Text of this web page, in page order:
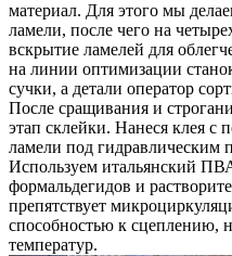
материал. Для этого мы
ламели, после чего на
вскрытие ламелей для
на линии оптимизации
сучки, а детали оператор
После сращивания и
этап склейки. Нанеся клея с
ламели под гидравлическим
Используем итальянский
формальдегидов и
препятствует
способностью к сцеплению,
температур.